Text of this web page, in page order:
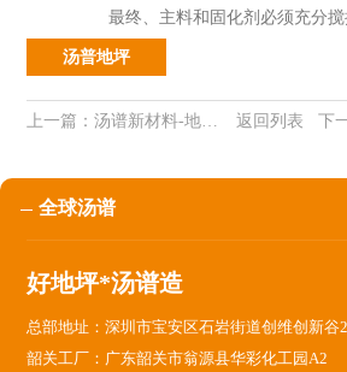
最终、主料和固化剂必须充分搅
汤普地坪
上一篇：汤谱新材料-地坪小百科 返回列表 下
全球汤谱
好地坪*汤谱造
总部地址：深圳市宝安区石岩街道创维创新谷
韶关工厂：广东韶关市翁源县华彩化工园A2